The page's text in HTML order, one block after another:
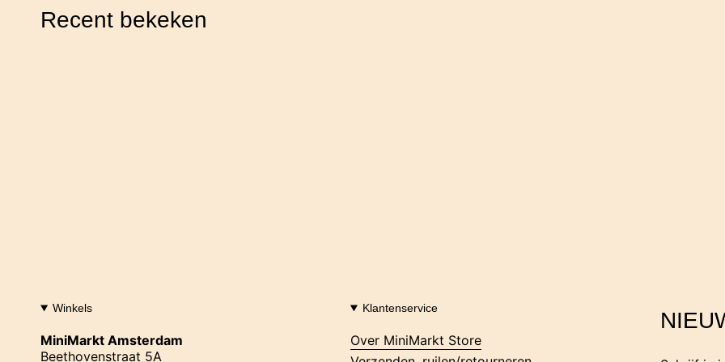
Recent bekeken
Winkels
MiniMarkt Amsterdam
Beethovenstraat 5A
Klantenservice
Over MiniMarkt Store